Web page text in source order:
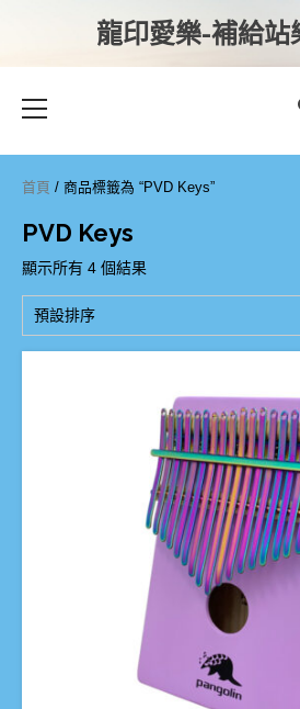
龍印愛樂-補給站
首頁 / 商品標籤為 “PVD Keys”
PVD Keys
顯示所有 4 個結果